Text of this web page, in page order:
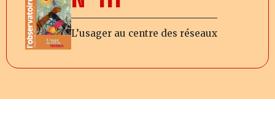
L’usager au centre des réseaux